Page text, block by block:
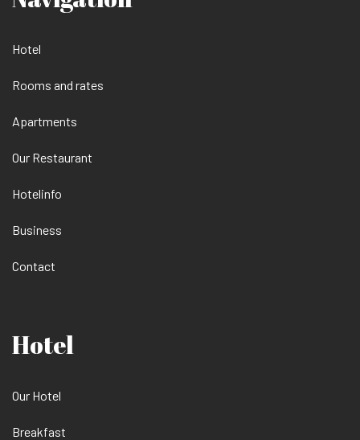
Hotel
Rooms and rates
Apartments
Our Restaurant
Hotelinfo
Business
Contact
Hotel
Our Hotel
Breakfast